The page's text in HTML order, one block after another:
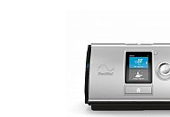
В избранное